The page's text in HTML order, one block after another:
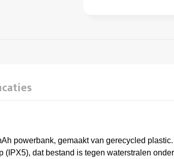
powerbank, gemaakt van gerecycled
dat bestand is tegen waterstralen